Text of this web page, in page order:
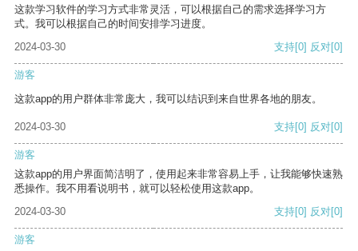
这款学习软件的学习方式非常灵活，可以根据自己的需求选择学习方
式。我可以根据自己的时间安排学习进度。
2024-03-30
支持[0] 反对[0]
游客
这款app的用户群体非常庞大，我可以结识到来自世界各地的朋友。
2024-03-30 支持[0] 反对[0]
游客
这款app的用户界面简洁明了，使用起来非常容易上手，让我能够快速熟
悉操作。我不用看说明书，就可以轻松使用这款app。
2024-03-30
支持[0] 反对[0]
游客